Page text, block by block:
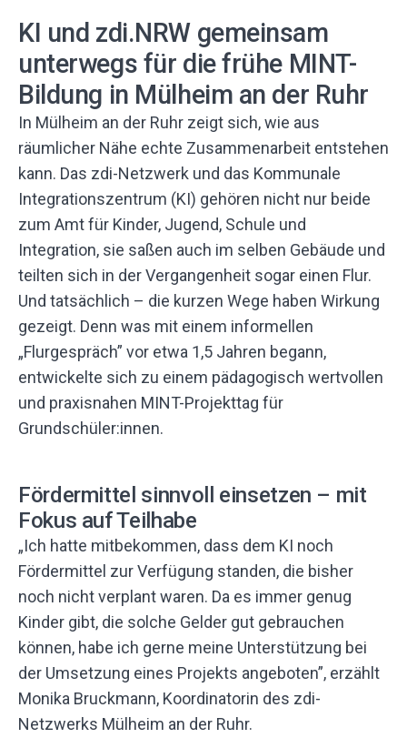
KI und zdi.NRW gemeinsam
unterwegs für die frühe MINT-
Bildung in Mülheim an der Ruhr
In Mülheim an der Ruhr zeigt sich, wie aus
räumlicher Nähe echte Zusammenarbeit entstehen
kann. Das zdi-Netzwerk und das Kommunale
Integrationszentrum (KI) gehören nicht nur beide
zum Amt für Kinder, Jugend, Schule und
Integration, sie saßen auch im selben Gebäude und
teilten sich in der Vergangenheit sogar einen Flur.
Und tatsächlich – die kurzen Wege haben Wirkung
gezeigt. Denn was mit einem informellen
„Flurgespräch” vor etwa 1,5 Jahren begann,
entwickelte sich zu einem pädagogisch wertvollen
und praxisnahen MINT-Projekttag für
Grundschüler:innen.
Fördermittel sinnvoll einsetzen – mit
Fokus auf Teilhabe
„Ich hatte mitbekommen, dass dem KI noch
Fördermittel zur Verfügung standen, die bisher
noch nicht verplant waren. Da es immer genug
Kinder gibt, die solche Gelder gut gebrauchen
können, habe ich gerne meine Unterstützung bei
der Umsetzung eines Projekts angeboten”, erzählt
Monika Bruckmann, Koordinatorin des zdi-
Netzwerks Mülheim an der Ruhr.